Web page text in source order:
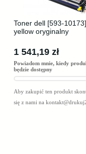
Toner dell [593-10173]
yellow oryginalny
1 541,19 zł
Powiadom mnie, kiedy
będzie dostępny
Aby zakupić ten produkt
się z nami na